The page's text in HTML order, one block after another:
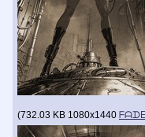
(732.03 KB 1080x1440